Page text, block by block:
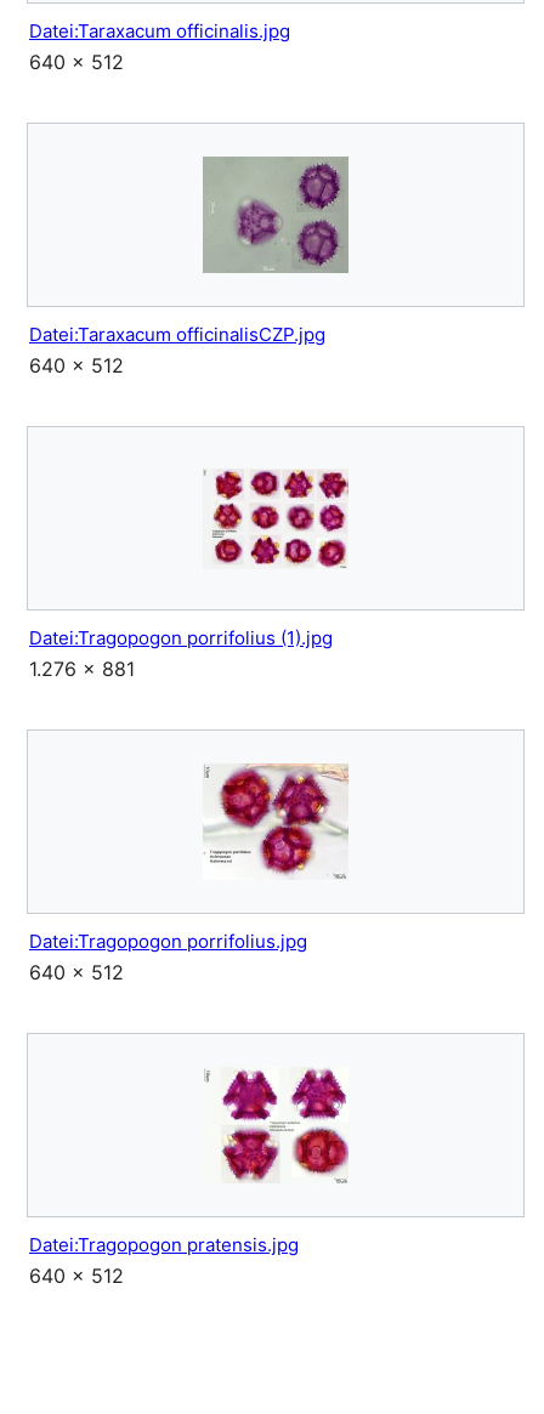
Datei:Taraxacum officinalis.jpg
640 × 512
Datei:Taraxacum officinalisCZP.jpg
640 × 512
Datei:Tragopogon porrifolius (1).jpg
1.276 × 881
Datei:Tragopogon porrifolius.jpg
640 × 512
Datei:Tragopogon pratensis.jpg
640 × 512